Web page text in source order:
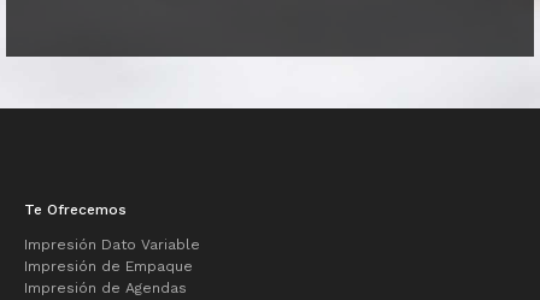
Te Ofrecemos
Impresión Dato Variable
Impresión de Empaque
Impresión de Agendas